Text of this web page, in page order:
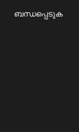
ബന്ധപ്പെടുക